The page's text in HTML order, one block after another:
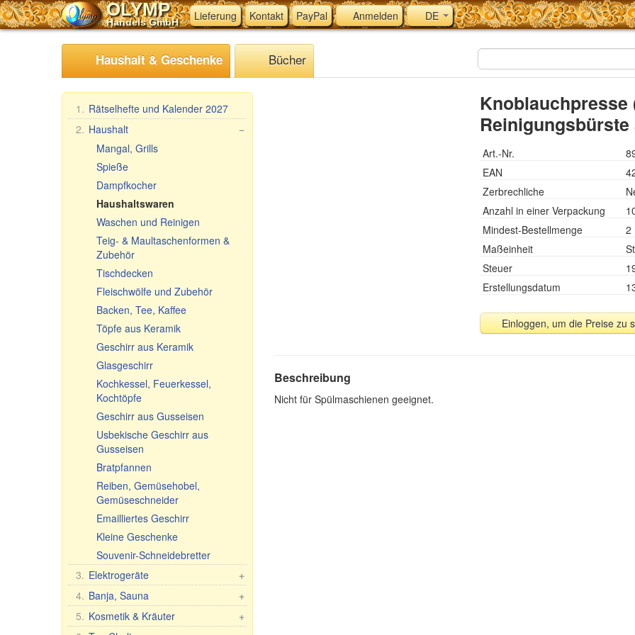
OLYMP
Handels GmbH Lieferung Kontakt PayPal Anmelden DE
Haushalt & Geschenke Bücher
1. Rätselhefte und Kalender 2027
−
2. Haushalt
Mangal, Grills
Spieße
Dampfkocher
Haushaltswaren
Waschen und Reinigen
Teig- & Maultaschenformen &
Zubehör
Tischdecken
Fleischwölfe und Zubehör
Backen, Tee, Kaffee
Töpfe aus Keramik
Geschirr aus Keramik
Glasgeschirr
Kochkessel, Feuerkessel,
Kochtöpfe
Geschirr aus Gusseisen
Usbekische Geschirr aus
Gusseisen
Bratpfannen
Reiben, Gemüsehobel,
Gemüseschneider
Emailliertes Geschirr
Kleine Geschenke
Souvenir-Schneidebretter
+
3. Elektrogeräte
Küchen-Elektrogeräte
Andere Elektrogeräte
+
4. Banja, Sauna
Saunareisig
+
5. Kosmetik & Kräuter
Art.-Nr.
EAN
Zerbrechliche
Anzahl in einer Verpackung
Mindest-Bestellmenge
2
Maßeinheit
Steuer
Erstellungsdatum
Einloggen, um die Preise zu
Beschreibung
Nicht für Spülmaschienen geeignet.